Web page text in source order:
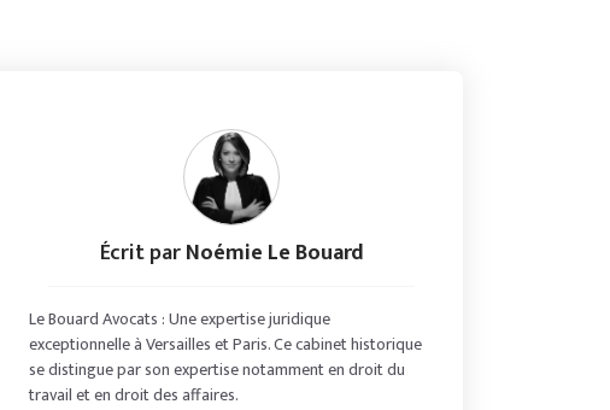
Écrit parNoémie Le Bouard
Le Bouard Avocats : Une expertise juridique
exceptionnelle à Versailles et Paris. Ce cabinet historique
se distingue par son expertise notamment en droit du
travail et en droit des affaires.